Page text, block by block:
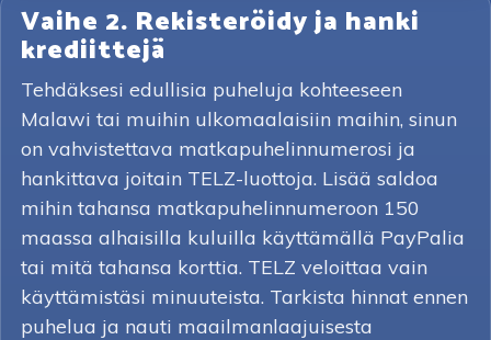
Vaihe 2. Rekisteröidy ja hanki
krediittejä
Tehdäksesi edullisia puheluja kohteeseen
Malawi tai muihin ulkomaalaisiin maihin, sinun
on vahvistettava matkapuhelinnumerosi ja
hankittava joitain TELZ-luottoja. Lisää saldoa
mihin tahansa matkapuhelinnumeroon 150
maassa alhaisilla kuluilla käyttämällä PayPalia
tai mitä tahansa korttia. TELZ veloittaa vain
käyttämistäsi minuuteista. Tarkista hinnat ennen
puhelua ja nauti maailmanlaajuisesta